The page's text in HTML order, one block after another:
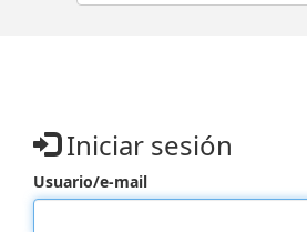
Iniciar sesión
Usuario/e-mail